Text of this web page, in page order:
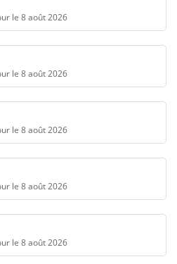
le 8 août 2026
le 8 août 2026
le 8 août 2026
le 8 août 2026
le 8 août 2026